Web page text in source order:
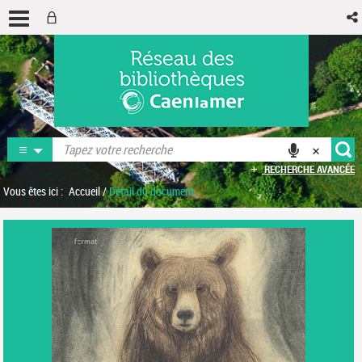
RECHERCHE AVANCÉE
Vous êtes ici : Accueil/Détail du document